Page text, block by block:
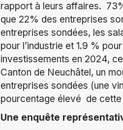
rapport à leurs affaires.
que 22% des entreprises
entreprises sondées, les
pour l’industrie et 1.9 %
investissements en 2024,
Canton de Neuchâtel, un
entreprises sondées (une
pourcentage élevé de cette
Une enquête